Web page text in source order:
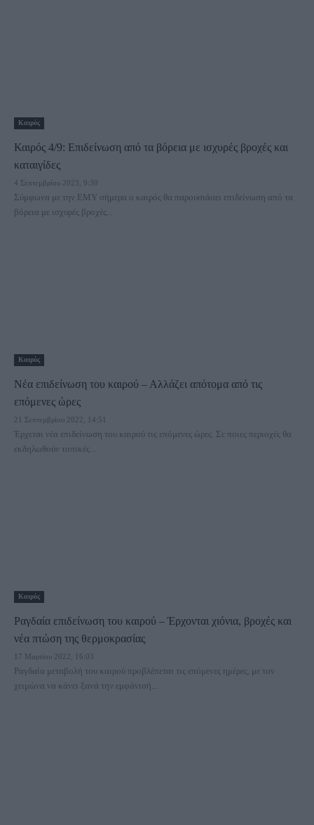
Καιρός
Καιρός 4/9: Επιδείνωση από τα βόρεια με ισχυρές βροχές και
καταιγίδες
4 Σεπτεμβρίου 2023, 9:30
Σύμφωνα με την ΕΜΥ σήμερα ο καιρός θα παρουσιάσει επιδείνωση από τα
βόρεια με ισχυρές βροχές...
Καιρός
Νέα επιδείνωση του καιρού – Αλλάζει απότομα από τις
επόμενες ώρες
21 Σεπτεμβρίου 2022, 14:51
Έρχεται νέα επιδείνωση του καιρού τις επόμενες ώρες. Σε ποιες περιοχές θα
εκδηλωθούν τοπικές...
Καιρός
Ραγδαία επιδείνωση του καιρού – Έρχονται χιόνια, βροχές και
νέα πτώση της θερμοκρασίας
17 Μαρτίου 2022, 16:03
Ραγδαία μεταβολή του καιρού προβλέπεται τις επόμενες ημέρες, με τον
χειμώνα να κάνει ξανά την εμφάνισή...